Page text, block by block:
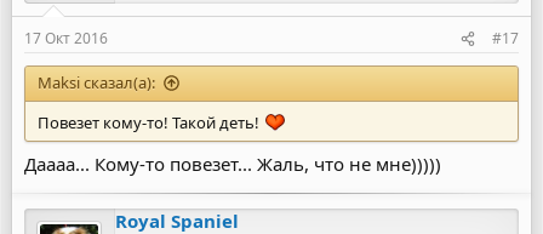
:
17 Окт 2016 #17
Maksi сказал(а):
Повезет кому-то! Такой деть!
Даааа... Кому-то повезет... Жаль, что не мне)))))
Royal Spaniel